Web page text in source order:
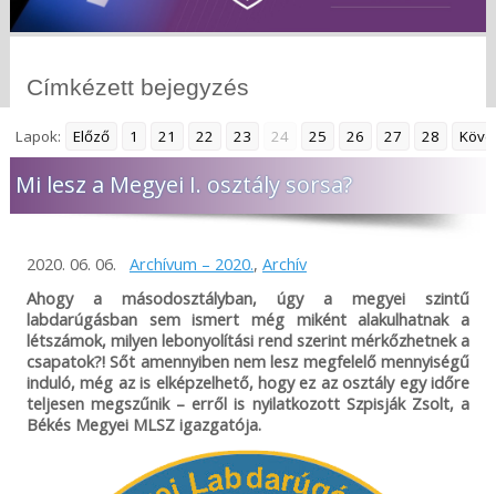
Címkézett bejegyzés
Lapok: Előző 1 21 22 23 24 25 26 27 28
Mi lesz a Megyei I. osztály sorsa?
2020. 06. 06. Archívum – 2020., Archív
Ahogy a másodosztályban, úgy a megyei szintű
labdarúgásban sem ismert még miként alakulhatnak a
létszámok, milyen lebonyolítási rend szerint mérkőzhetnek a
csapatok?! Sőt amennyiben nem lesz megfelelő mennyiségű
induló, még az is elképzelhető, hogy ez az osztály egy időre
teljesen megszűnik – erről is nyilatkozott Szpisják Zsolt, a
Békés Megyei MLSZ igazgatója.